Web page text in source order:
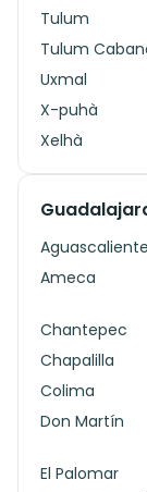
Tulum
Tulum
Uxmal
X-puhà
Xelhà
Ameca
Chantepec
Chapalilla
Colima
Don Martín
El Palomar